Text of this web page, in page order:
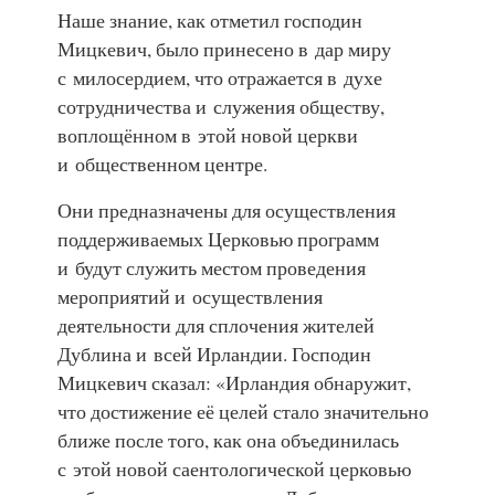
Наше знание, как отметил господин
Мицкевич, было принесено в дар миру
с милосердием, что отражается в духе
сотрудничества и служения обществу,
воплощённом в этой новой церкви
и общественном центре.
Они предназначены для осуществления
поддерживаемых Церковью программ
и будут служить местом проведения
мероприятий и осуществления
деятельности для сплочения жителей
Дублина и всей Ирландии. Господин
Мицкевич сказал: «Ирландия обнаружит,
что достижение её целей стало значительно
ближе после того, как она объединилась
с этой новой саентологической церковью